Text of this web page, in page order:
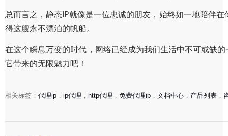
总而言之，静态IP就像是一位忠诚的朋友，始终如一地陪伴
得这艘永不漂泊的帆船。
在这个瞬息万变的时代，网络已经成为我们生活中不可或缺
它带来的无限魅力吧！
相关标签： 代理ip ， ip代理 ， http代理 ， 免费代理ip ， 文档中心 ， 产品列表 ，